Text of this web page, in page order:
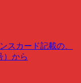
スカード記載の、
）から